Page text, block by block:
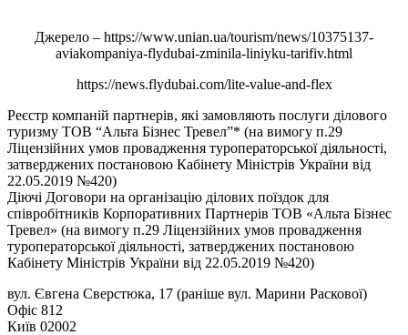
Джерело – https://www.unian.ua/tourism/news/10375137-
aviakompaniya-flydubai-zminila-liniyku-tarifiv.html
https://news.flydubai.com/lite-value-and-flex
Реєстр компаній партнерів, які замовляють послуги ділового
туризму ТОВ “Альта Бізнес Тревел”* (на вимогу п.29
Ліцензійних умов провадження туроператорської діяльності,
затверджених постановою Кабінету Міністрів України від
22.05.2019 №420)
Діючі Договори на організацію ділових поїздок для
співробітників Корпоративних Партнерів ТОВ «Альта Бізнес
Тревел» (на вимогу п.29 Ліцензійних умов провадження
туроператорської діяльності, затверджених постановою
Кабінету Міністрів України від 22.05.2019 №420)
вул. Євгена Сверстюка, 17 (раніше вул. Марини Раскової)
Офіс 812
Київ 02002